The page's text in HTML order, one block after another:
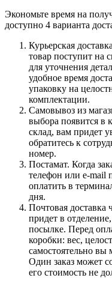
Экономьте время на
доступно 4 варианта
Курьерская
товар поступит на
для уточнения
удобное время
упаковку на
комплектации.
Самовывоз из
выбора появится в
склад, вам придет
обратитесь к
номер.
Постамат. Когда
телефон или e-mail
оплатить в
дня.
Почтовая доставка
придет в
посылке. Перед
коробки: вес,
самостоятельно вы
Один заказ может
его стоимость не